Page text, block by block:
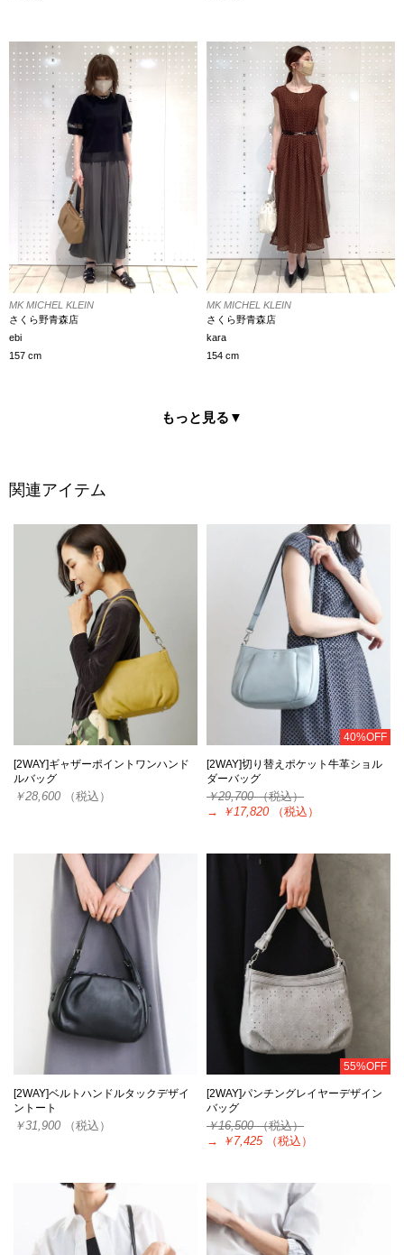
MK MICHEL KLEIN
さくら野青森店
ebi
157 cm
MK MICHEL KLEIN
さくら野青森店
kara
154 cm
もっと見る ▼
関連アイテム
[2WAY]ギャザーポイントワンハンド
ルバッグ
￥28,600 （税込）
40%OFF
[2WAY]切り替えポケット牛革ショル
ダーバッグ
￥29,700（税込）
→
￥17,820 （税込）
[2WAY]ベルトハンドルタックデザイ
ントート
￥31,900 （税込）
55%OFF
[2WAY]パンチングレイヤーデザイン
バッグ
￥16,500（税込）
→
￥7,425 （税込）